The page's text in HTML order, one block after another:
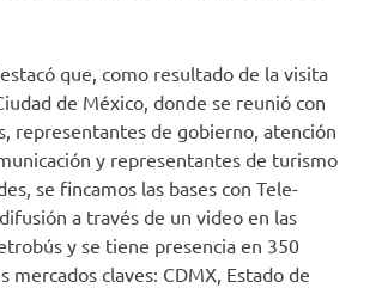
que, como resultado de la visita
de México, donde se reunió con
representantes de gobierno, atención
y representantes de turismo
se fincamos las bases con Tele-
a través de un video en las
y se tiene presencia en 350
mercados claves: CDMX, Estado de